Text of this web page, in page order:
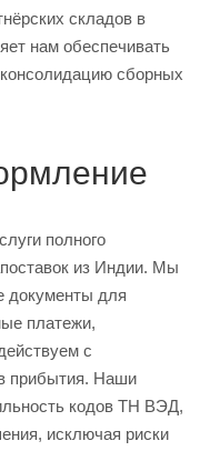
складов в
нам обеспечивать
сборных
полного
из Индии. Мы
документы для
платежи,
с
прибытия. Наши
кодов ТН ВЭД,
исключая риски